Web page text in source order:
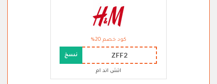
كود خصم 20%
ZFF2 نسخ
اتش اند ام